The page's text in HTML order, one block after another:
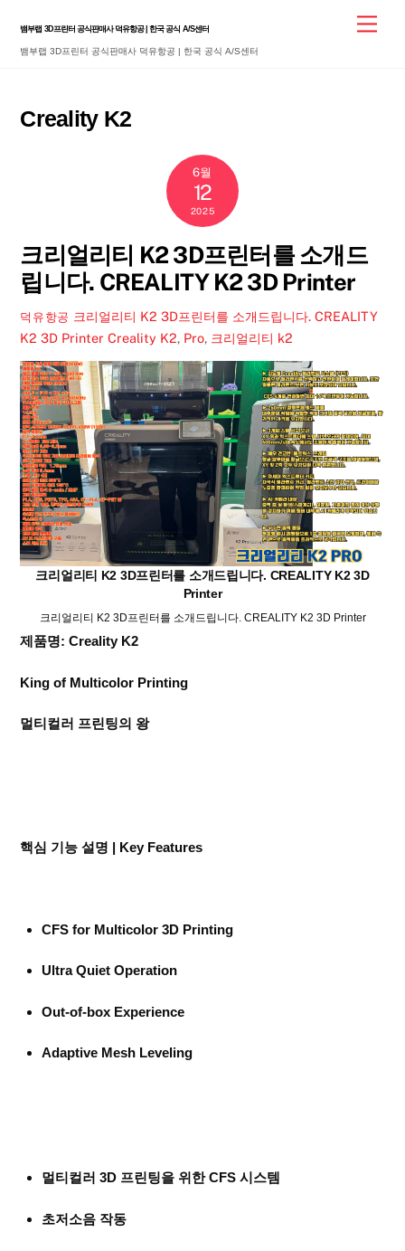
content
뱀부랩 3D프린터 공식판매사 덕유항공 | 한국 공식 A/S센터
뱀부랩 3D프린터 공식판매사 덕유항공 | 한국 공식 A/S센터
Creality K2
6월
12
2025
크리얼리티 K2 3D프린터를 소개드
립니다. CREALITY K2 3D Printer
덕유항공 크리얼리티 K2 3D프린터를 소개드립니다. CREALITY
K2 3D Printer Creality K2, Pro, 크리얼리티 k2
크리얼리티 K2 3D프린터를 소개드립니다. CREALITY K2 3D
Printer
크리얼리티 K2 3D프린터를 소개드립니다. CREALITY K2 3D Printer
제품명: Creality K2
King of Multicolor Printing
멀티컬러 프린팅의 왕
핵심 기능 설명 | Key Features
CFS for Multicolor 3D Printing
Ultra Quiet Operation
Out-of-box Experience
Adaptive Mesh Leveling
멀티컬러 3D 프린팅을 위한 CFS 시스템
초저소음 작동